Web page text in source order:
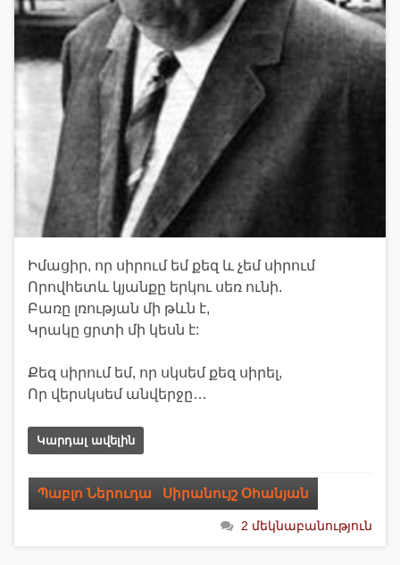
Իմացիր, որ սիրում եմ քեզ և չեմ սիրում
Որովհետև կյանքը երկու սեռ ունի.
Բառը լռության մի թևն է,
Կրակը ցրտի մի կեսն է:
Քեզ սիրում եմ, որ սկսեմ քեզ սիրել,
Որ վերսկսեմ անվերջը…
Կարդալ ավելին
Պաբլո Ներուդա Սիրանույշ Օհանյան
2 մեկնաբանություն